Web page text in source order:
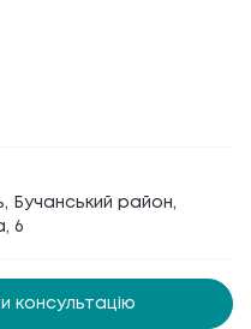
Бучанський район,
6
консультацію